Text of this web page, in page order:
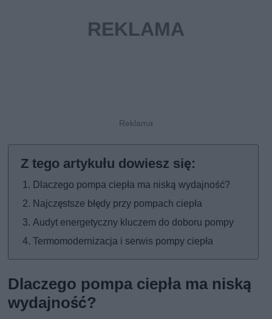
Dlaczego pompa ciepła ma niską wydajność?
Najczęstsze błędy przy pompach ciepła
Audyt energetyczny kluczem do doboru pompy
Termomodernizacja i serwis pompy ciepła
Dlaczego pompa ciepła ma niską
wydajność?